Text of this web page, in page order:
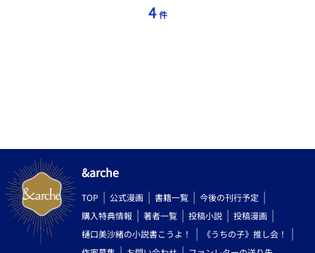
ミルは無事に卒業試験に合格できるのだろうか…。 【登場人物】
ユーミル・ル＝シェ：19歳/165cm/45kg/黒髪・眼鏡・緑の瞳・
4 件
&arche
TOP 公式漫画 書籍一覧
今後の刊行予定
購入特典情報
著者一覧 投稿小説
投稿漫画
樋口美沙緒の小説書こうよ！
《うちの子》推し会！